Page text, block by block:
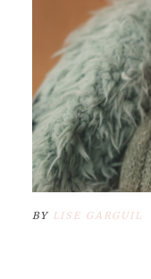
BY LISE GARGUIL